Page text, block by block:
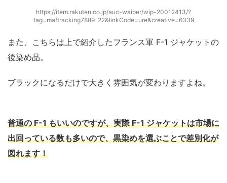
https://item.rakuten.co.jp/auc-waiper/wip-20012413/?
tag=maftracking7889-22&linkCode=ure&creative=6339
また、こちらは上で紹介したフランス軍 F-1 ジャケットの
後染め品。
ブラックになるだけで大きく雰囲気が変わりますよね。
普通の F-1 もいいのですが、実際 F-1 ジャケットは市場に
出回っている数も多いので、黒染めを選ぶことで差別化が
図れます！